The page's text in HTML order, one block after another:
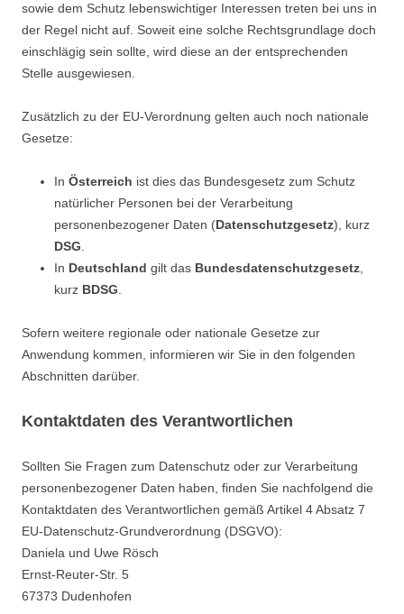
sowie dem Schutz lebenswichtiger Interessen treten bei uns in
der Regel nicht auf. Soweit eine solche Rechtsgrundlage doch
einschlägig sein sollte, wird diese an der entsprechenden
Stelle ausgewiesen.
Zusätzlich zu der EU-Verordnung gelten auch noch nationale
Gesetze:
In Österreich ist dies das Bundesgesetz zum Schutz
natürlicher Personen bei der Verarbeitung
personenbezogener Daten (Datenschutzgesetz), kurz
DSG
In Deutschland gilt das Bundesdatenschutzgesetz
kurz BDSG
Sofern weitere regionale oder nationale Gesetze zur
Anwendung kommen, informieren wir Sie in den folgenden
Abschnitten darüber.
Kontaktdaten des Verantwortlichen
Sollten Sie Fragen zum Datenschutz oder zur Verarbeitung
personenbezogener Daten haben, finden Sie nachfolgend die
Kontaktdaten des Verantwortlichen gemäß Artikel 4 Absatz 7
EU-Datenschutz-Grundverordnung (DSGVO):
Daniela und Uwe Rösch
Ernst-Reuter-Str. 5
67373 Dudenhofen